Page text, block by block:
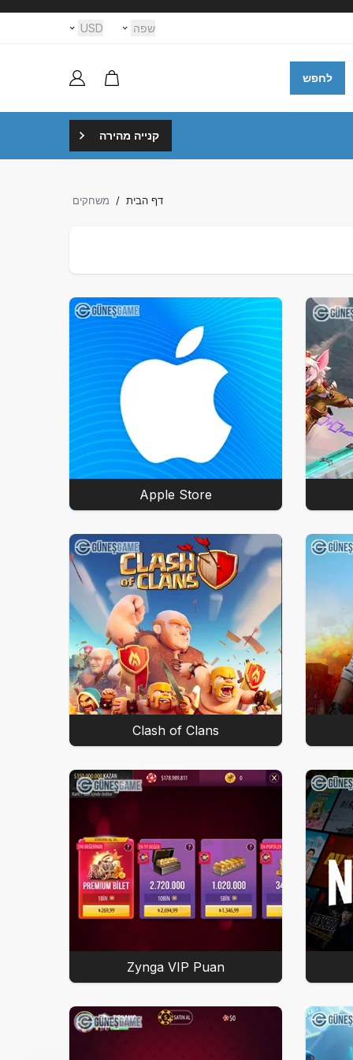
שפה USD
לחפש
קנייה מהירה
דף הבית / משחקים
Apple Store
Clash of Clans
Zynga VIP Puan